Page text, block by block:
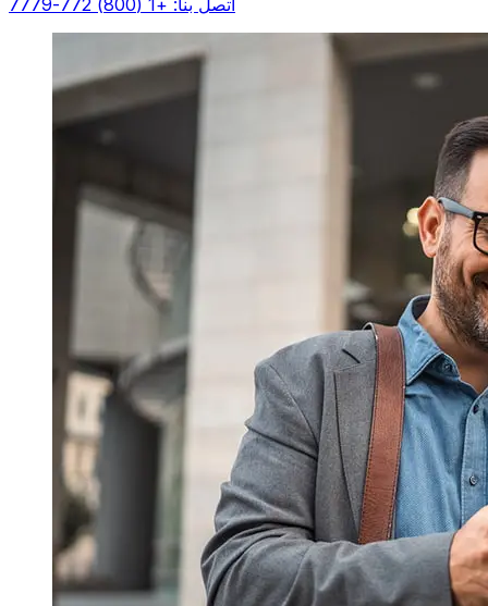
اتصل بنا: +1 (800) 772-7779